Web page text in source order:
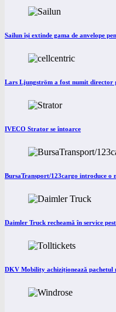
Sailun își extinde gama de anvelope
Lars Ljungström a fost numit director
IVECO Strator se întoarce
BursaTransport/123cargo introduce o
Daimler Truck recheamă în service
DKV Mobility achiziționează